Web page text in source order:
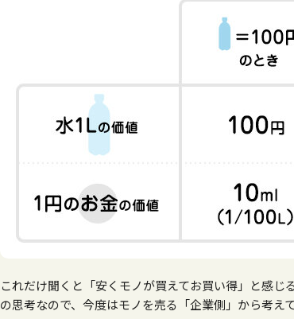
これだけ聞くと「安くモノが買えてお買い得」と感じ
の思考なので、今度はモノを売る「企業側」から考え